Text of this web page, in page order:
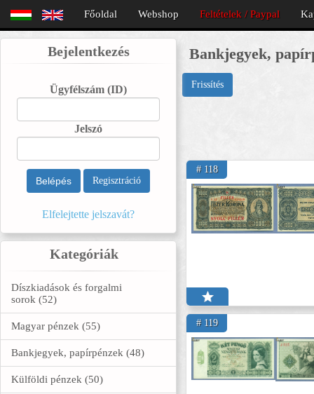
Főoldal Webshop Feltételek / Paypal
Bejelentkezés
Ügyfélszám (ID)
Jelszó
Belépés Regisztráció
Elfelejtette jelszavát?
Kategóriák
Díszkiadások és forgalmi
sorok (52)
Magyar pénzek (55)
Bankjegyek, papírpénzek (48)
Külföldi pénzek (50)
Bankjegyek,
Frissítés
# 118
# 119